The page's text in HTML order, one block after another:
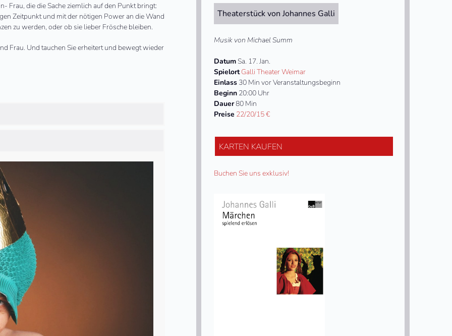
Frau, die die Sache ziemlich auf den Punkt bringt:
Zeitpunkt und mit der nötigen Power an die Wand
zu werden, oder ob sie lieber Frösche bleiben.
Frau. Und tauchen Sie erheitert und bewegt wieder
Theaterstück von Johannes Galli
Musik von Michael Summ
DatumSa. 17. Jan.
Spielort Galli Theater Weimar
Einlass 30 Min vor Veranstaltungsbeginn
Beginn 20:00 Uhr
Dauer80 Min
Preise 22/20/15 €
KARTEN KAUFEN
Buchen Sie uns exklusiv!